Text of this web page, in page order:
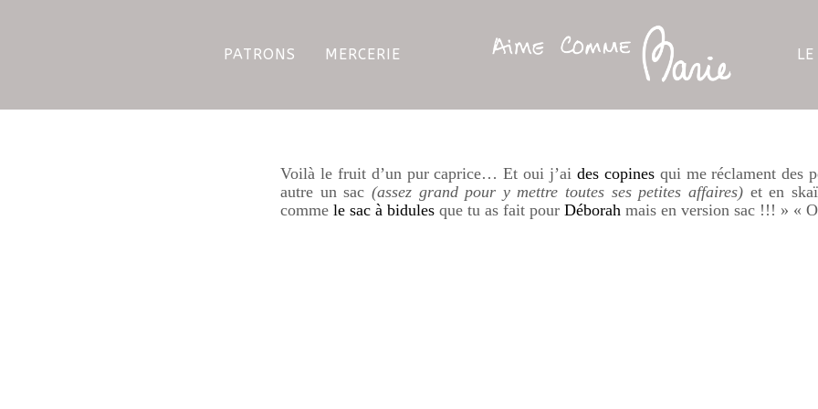
PATRONS MERCERIE
Voilà le fruit d’un pur caprice… Et oui j’ai des copines qui me réclament des
autre un sac (assez grand pour y mettre toutes ses petites affaires)et en skaï
comme le sac à bidules que tu as fait pour Déborah mais en version sac !!! » «